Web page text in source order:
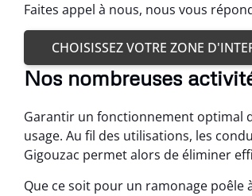
Faites appel à nous, nous vous
CHOISISSEZ VOTRE ZONE
Nos nombreuses
Garantir un fonctionnement optimal
usage. Au fil des utilisations, les
Gigouzac permet alors de éliminer
Que ce soit pour un ramonage poêle